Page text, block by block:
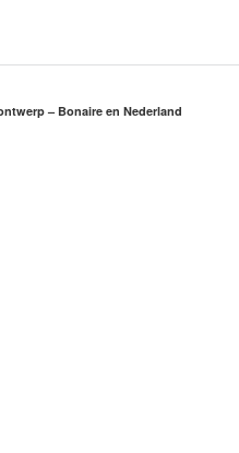
– Bonaire en Nederland